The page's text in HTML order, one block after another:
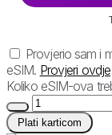
Provjerio sam i
eSIM. Provjeri ovdje
Koliko eSIM-ova
Plati karticom